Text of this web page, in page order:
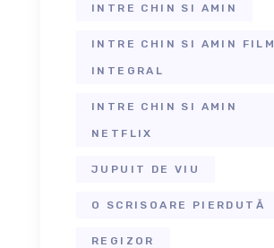
INTRE CHIN SI AMIN
INTRE CHIN SI AMIN FILM
INTEGRAL
INTRE CHIN SI AMIN
NETFLIX
JUPUIT DE VIU
O SCRISOARE PIERDUTĂ
REGIZOR